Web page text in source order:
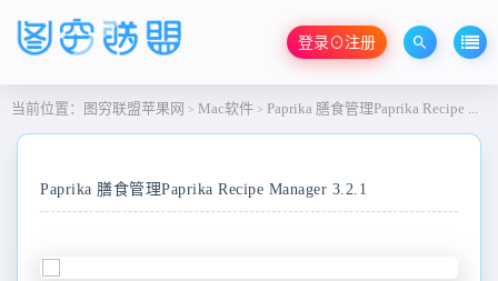
登录⊙注册
当前位置： 图穷联盟苹果网 > Mac软件 > Paprika 膳食管理Paprika Recipe Manager 3.2.1
Paprika 膳食管理Paprika Recipe Manager 3.2.1